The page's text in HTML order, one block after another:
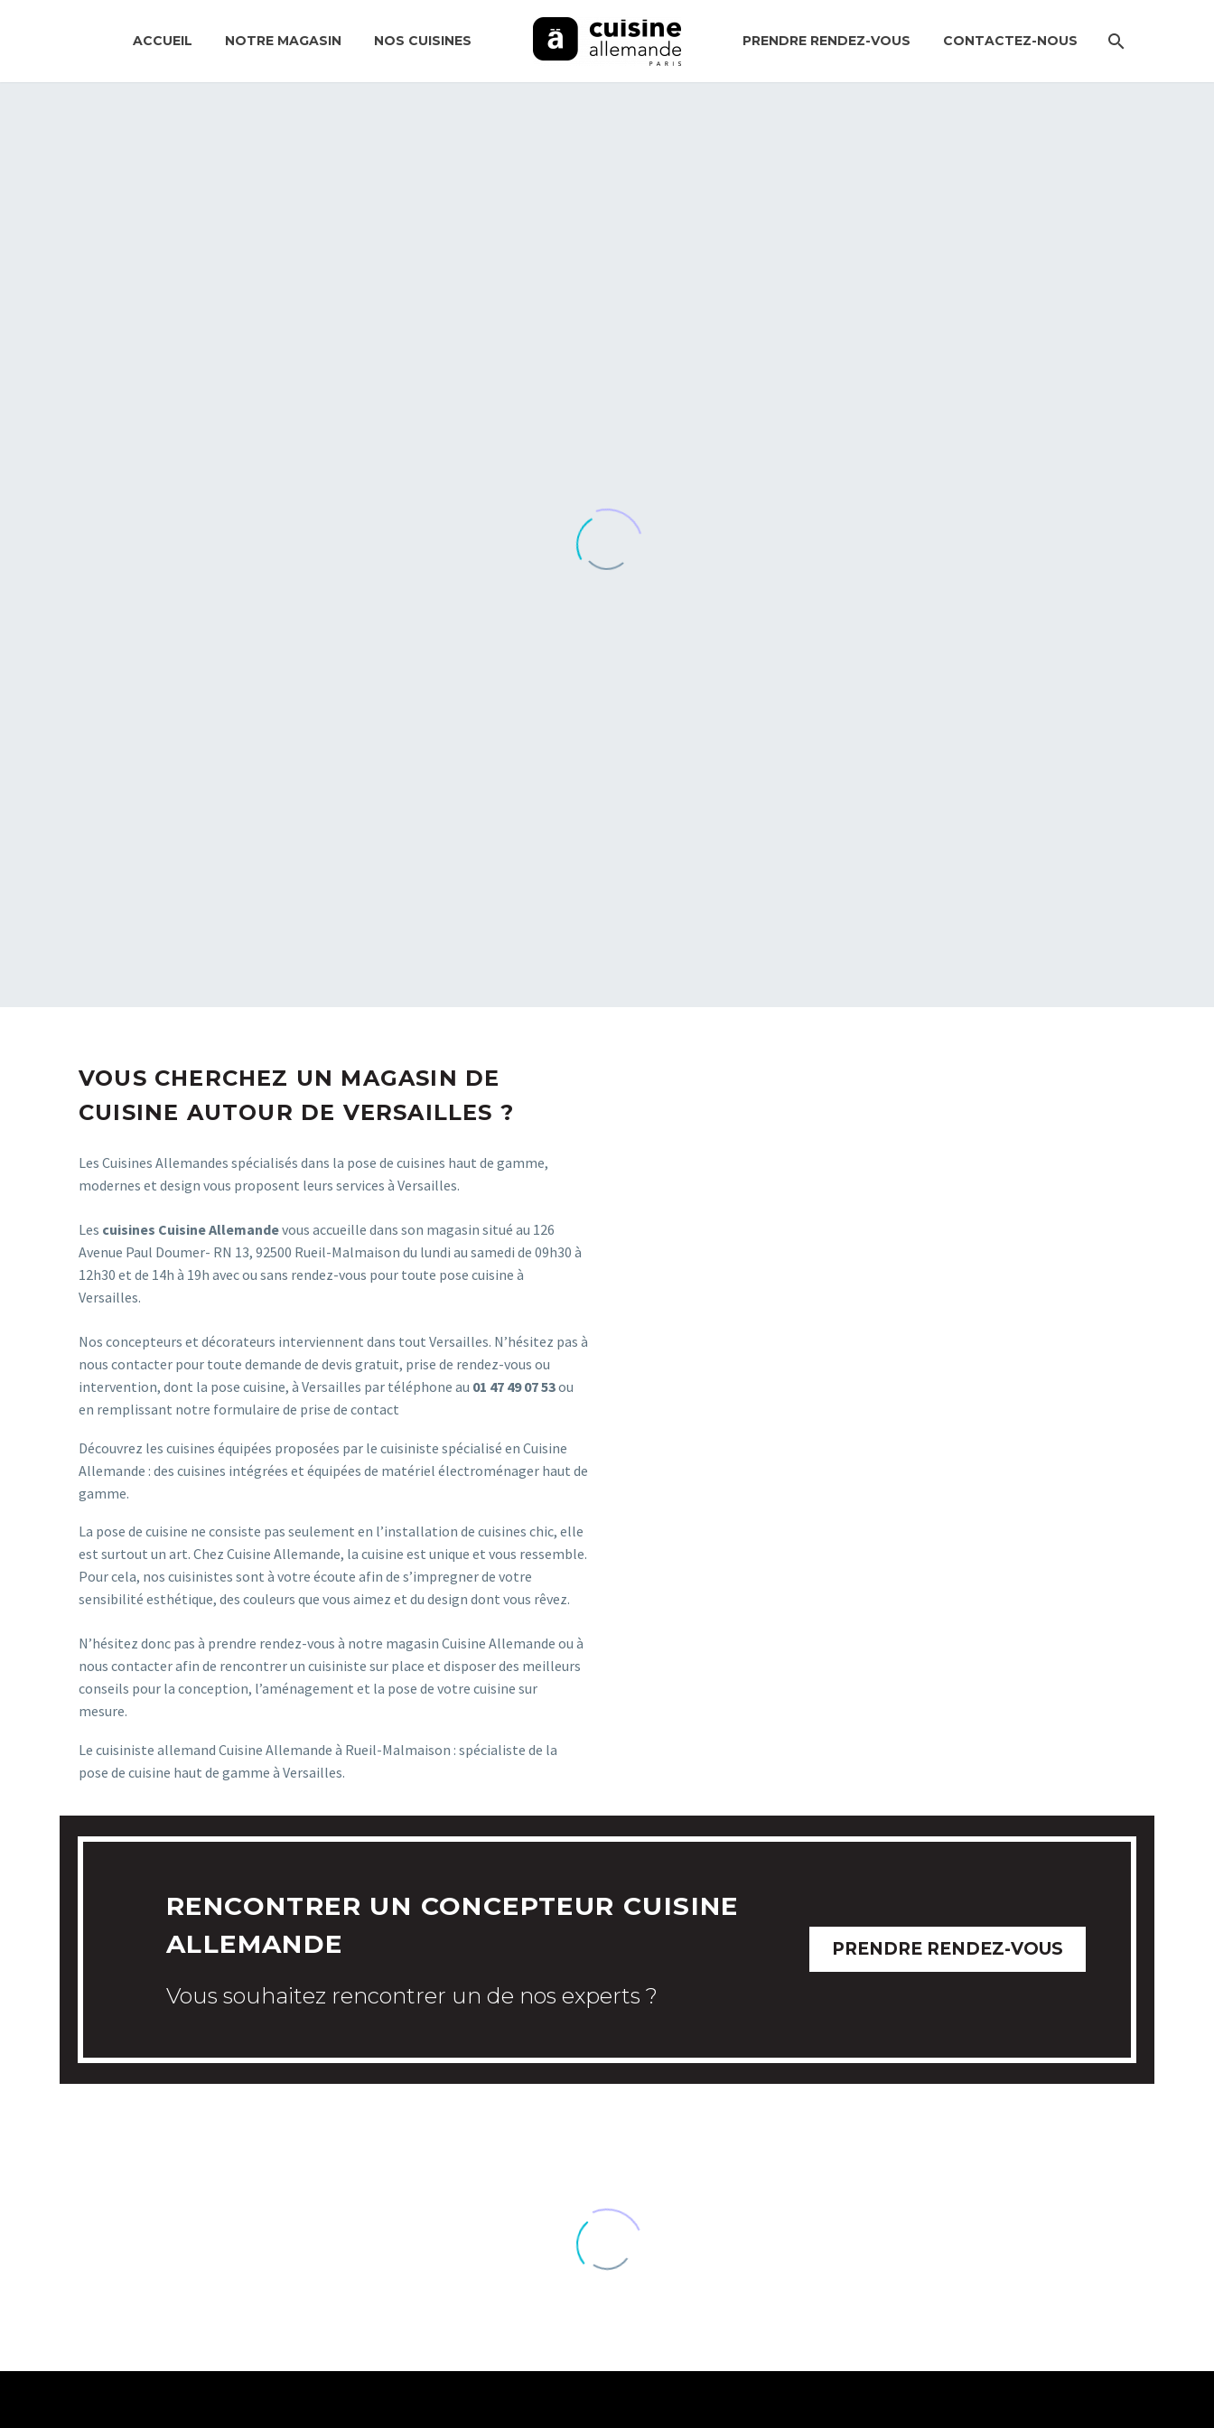
ACCUEIL NOTRE MAGASIN NOS CUISINES PRENDRE RENDEZ-VOUS CONTACTEZ-NOUS
VOUS CHERCHEZ UN MAGASIN DE
CUISINE AUTOUR DE VERSAILLES ?
Les Cuisines Allemandes spécialisés dans la pose de cuisines haut de gamme,
modernes et design vous proposent leurs services à Versailles.
Les cuisines Cuisine Allemandevous accueille dans son magasin situé au 126
Avenue Paul Doumer- RN 13, 92500 Rueil-Malmaison du lundi au samedi de 09h30 à
12h30 et de 14h à 19h avec ou sans rendez-vous pour toute pose cuisine à
Versailles.
Nos concepteurs et décorateurs interviennent dans tout Versailles. N’hésitez pas à
nous contacter pour toute demande de devis gratuit, prise de rendez-vous ou
intervention, dont la pose cuisine, à Versailles par téléphone au 01 47 49 07 53ou
en remplissant notre formulaire de prise de contact
Découvrez les cuisines équipées proposées par le cuisiniste spécialisé en Cuisine
Allemande : des cuisines intégrées et équipées de matériel électroménager haut de
gamme.
La pose de cuisine ne consiste pas seulement en l’installation de cuisines chic, elle
est surtout un art. Chez Cuisine Allemande, la cuisine est unique et vous ressemble.
Pour cela, nos cuisinistes sont à votre écoute afin de s’impregner de votre
sensibilité esthétique, des couleurs que vous aimez et du design dont vous rêvez.
N’hésitez donc pas à prendre rendez-vous à notre magasin Cuisine Allemande ou à
nous contacter afin de rencontrer un cuisiniste sur place et disposer des meilleurs
conseils pour la conception, l’aménagement et la pose de votre cuisine sur
mesure.
Le cuisiniste allemand Cuisine Allemande à Rueil-Malmaison : spécialiste de la
pose de cuisine haut de gamme à Versailles.
RENCONTRER UN CONCEPTEUR CUISINE
ALLEMANDE
Vous souhaitez rencontrer un de nos experts ?
PRENDRE RENDEZ-VOUS